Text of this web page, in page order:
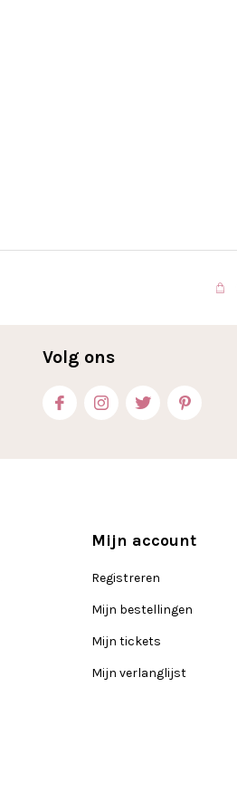
Volg ons
Mijn account
Registreren
Mijn bestellingen
Mijn tickets
Mijn verlanglijst